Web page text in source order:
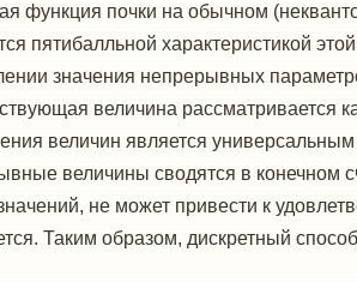
почки на обычном
пятибалльной характеристикой
значения непрерывных
величина рассматривается
величин является
величины сводятся в конечном
не может привести к
Таким образом, дискретный